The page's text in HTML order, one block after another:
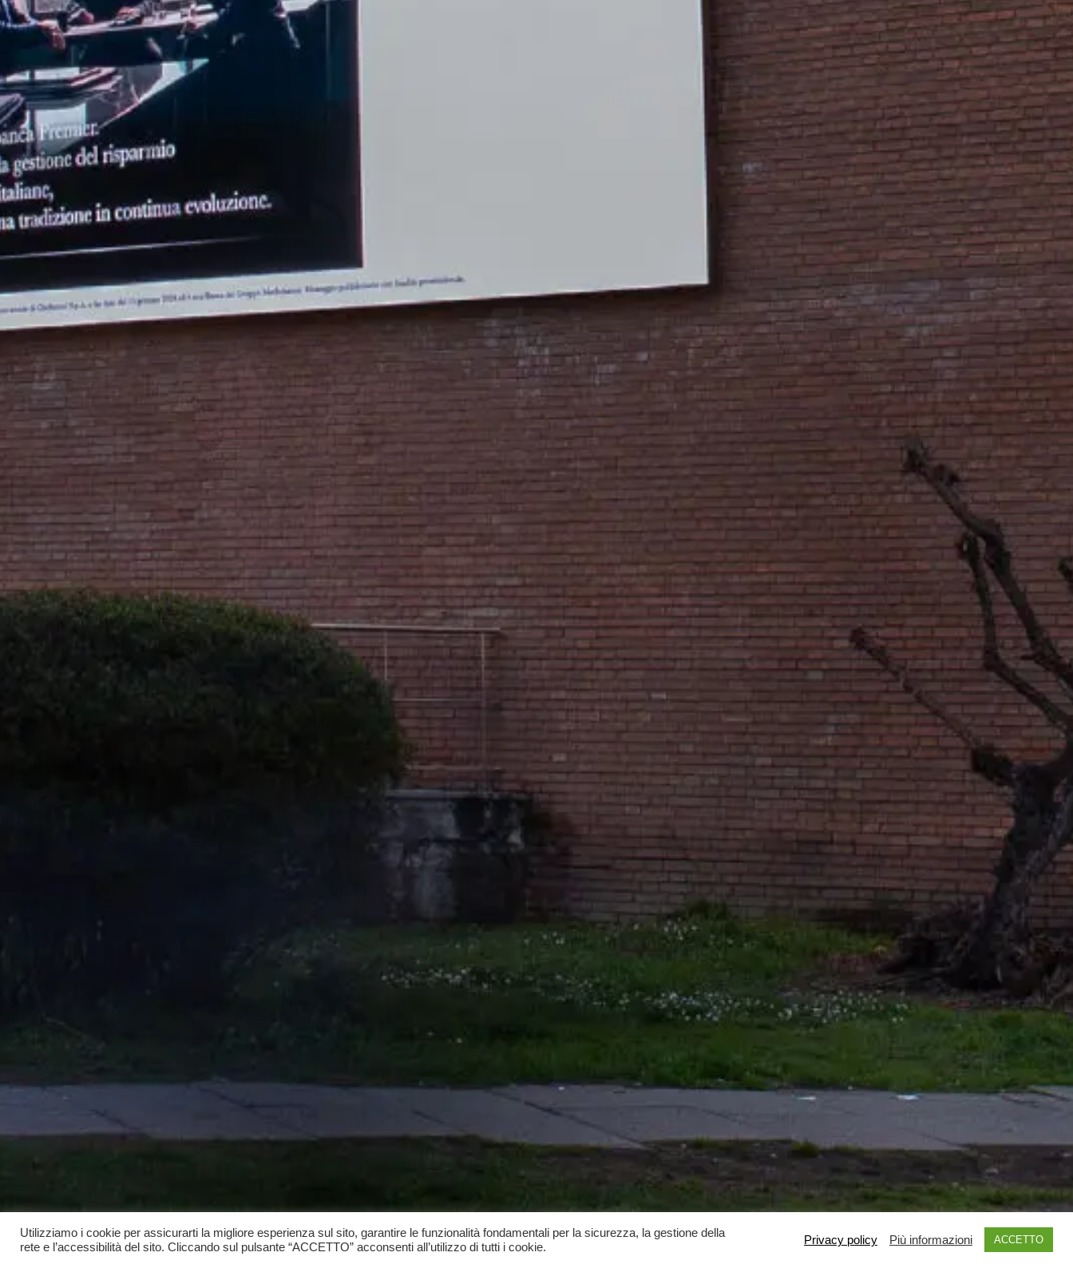
Utilizziamo i cookie per assicurarti la migliore esperienza sul sito, garantire le funzionalità fondamentali per la sicurezza, la gestione della
rete e l’accessibilità del sito. Cliccando sul pulsante “ACCETTO” acconsenti all’utilizzo di tutti i cookie.
Privacy policy Più informazioni ACCETTO